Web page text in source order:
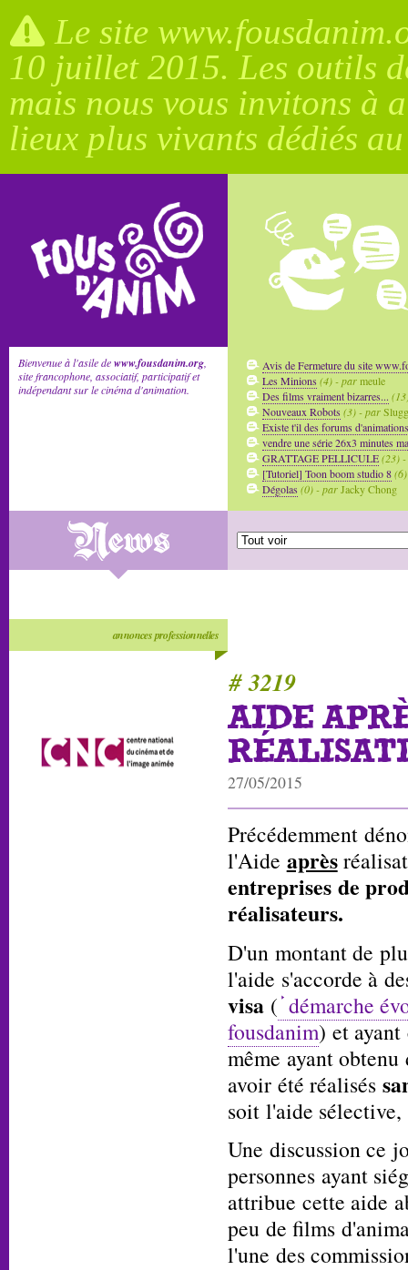
Le site
10 juillet 2015. Les outils
mais nous vous invitons à
lieux plus vivants dédiés
Bienvenue à l'asile dewww.fousdanim.org
site francophone, associatif, participatif et
indépendant sur le cinéma d'animation.
Avis de Fermeture du site
Les Minions(4) - parmeule
Des films vraiment bizarres...
Nouveaux Robots(3) - par
Existe t'il des forums d'animations
vendre une série 26x3 minutes
GRATTAGE PELLICULE(23)
[Tutoriel] Toon boom studio 8
Dégolas(0) - parJacky Chong
annonces professionnelles
# 3219
AIDE
27/05/2015
Précédemment
l'Aide après
entreprises de
réalisateurs.
D'un montant de
l'aide s'accorde à
visa ( démarche
fousdanim) et
même ayant
avoir été réalisés
soit l'aide
Une discussion ce
personnes ayant
attribue cette aide
peu de films
l'une des